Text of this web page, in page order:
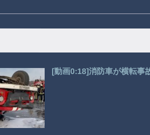
[動画0:18]消防車が横転事